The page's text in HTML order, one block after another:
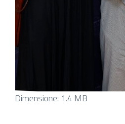
Clicca
Dimensione: 1.4 MB